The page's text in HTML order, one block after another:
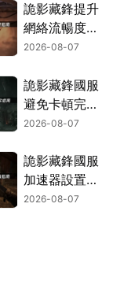
詭影藏鋒提升
網絡流暢度指
南！
2026-08-07
詭影藏鋒國服
避免卡頓完全
指南：網絡優
巧！
2026-08-07
詭影藏鋒國服
加速器設置指
南！
2026-08-07